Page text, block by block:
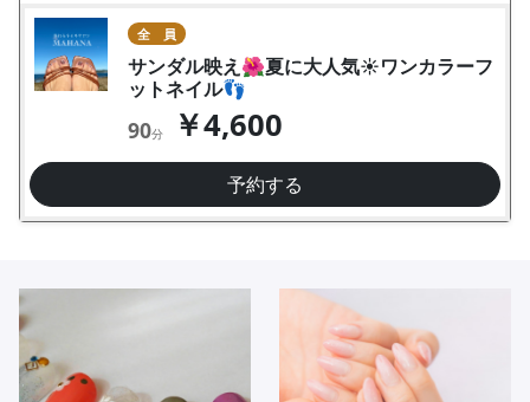
全 員
サンダル映え🌺夏に大人気☀️ワンカラーフ
ットネイル👣
90分 ￥4,600
予約する